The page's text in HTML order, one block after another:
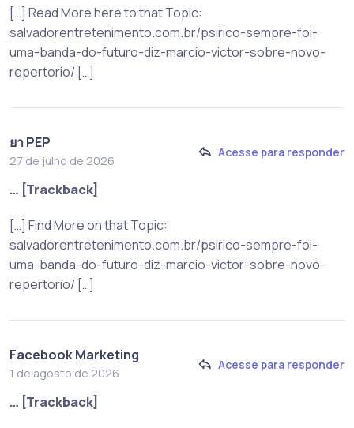
[…] Read More here to that Topic:
salvadorentretenimento.com.br/psirico-sempre-foi-
uma-banda-do-futuro-diz-marcio-victor-sobre-novo-
repertorio/ […]
ยา PEP
27 de julho de 2026
Acesse para responder
… [Trackback]
[…] Find More on that Topic:
salvadorentretenimento.com.br/psirico-sempre-foi-
uma-banda-do-futuro-diz-marcio-victor-sobre-novo-
repertorio/ […]
Facebook Marketing
1 de agosto de 2026
Acesse para responder
… [Trackback]